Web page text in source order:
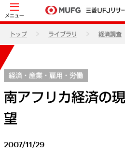
メニュー
トップ ライブラリ 経済調査
経済・産業・雇用・労働
南アフリカ経済の
望
2007/11/29